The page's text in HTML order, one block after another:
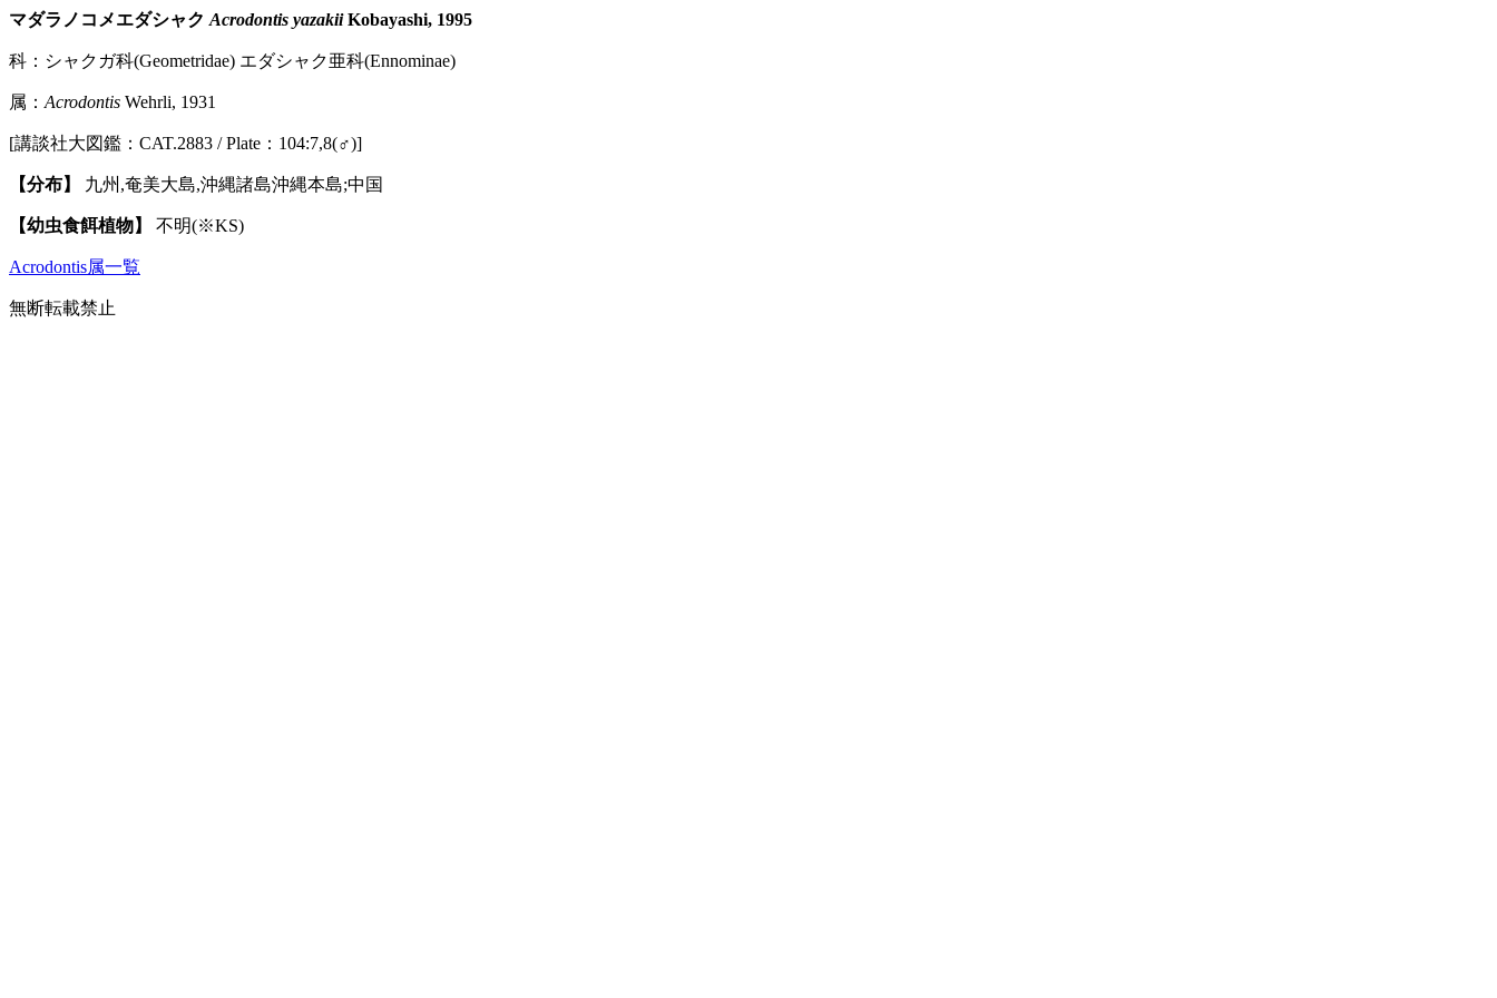
マダラノコメエダシャク Acrodontis yazakiiKobayashi, 1995
科：シャクガ科(Geometridae) エダシャク亜科(Ennominae)
属： Acrodontis Wehrli, 1931
[講談社大図鑑：CAT.2883 / Plate：104:7,8(♂)]
【分布】 九州,奄美大島,沖縄諸島沖縄本島;中国
【幼虫食餌植物】 不明(※KS)
Acrodontis属一覧
無断転載禁止